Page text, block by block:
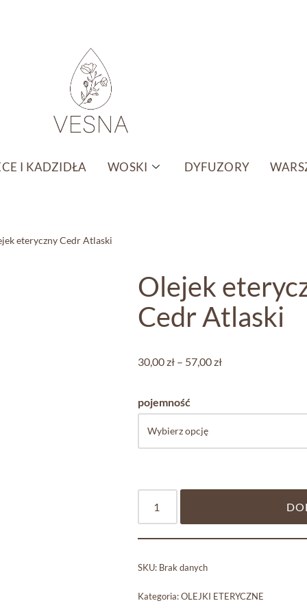
I KADZIDŁA WOSKI DYFUZORY
eteryczny Cedr Atlaski
Olejek
Cedr Atlaski
30,00zł – 57,00zł
pojemność
SKU: Brak danych
Kategoria:OLEJKI ETERYCZNE